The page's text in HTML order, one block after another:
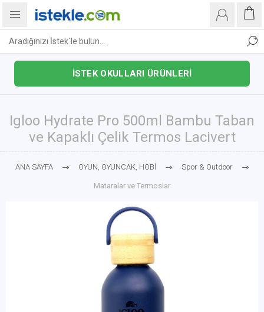
İSTEK OKULLARI ÜRÜNLERİ
Igloo Hydrate Pro 500ml Bambu Taban
ve Kapaklı Çelik Termos Lacivert
ANA SAYFA OYUN, OYUNCAK, HOBİ Spor & Outdoor
Mataralar ve Termoslar